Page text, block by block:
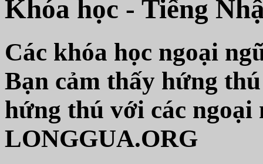
Khóa học - Tiếng
Các khóa học ngoại
Bạn cảm thấy hứng
hứng thú với các ngoại
LONGGUA.ORG